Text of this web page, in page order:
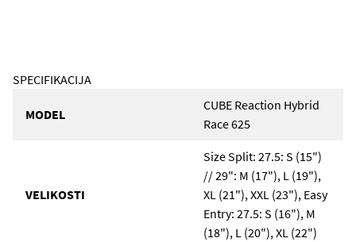
SPECIFIKACIJA
MODEL
CUBE Reaction Hybrid
Race 625
VELIKOSTI
Size Split: 27.5: S (15")
// 29": M (17"), L (19"),
XL (21"), XXL (23"), Easy
Entry: 27.5: S (16"), M
(18"), L (20"), XL (22")